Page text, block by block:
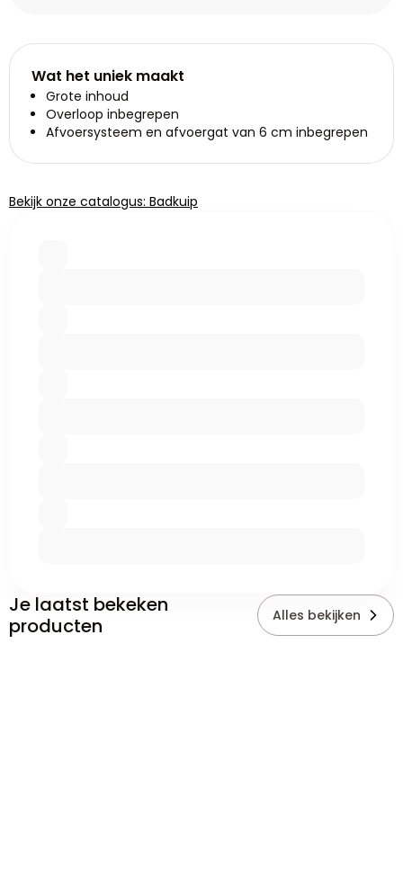
Wat het uniek maakt
Grote inhoud
Overloop inbegrepen
Afvoersysteem en afvoergat van 6 cm inbegrepen
Bekijk onze catalogus: Badkuip
Je laatst bekeken
producten
Alles bekijken